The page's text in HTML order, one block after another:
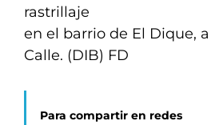
rastrillaje
en el barrio de El Dique,
Calle. (DIB) FD
Para compartir en redes